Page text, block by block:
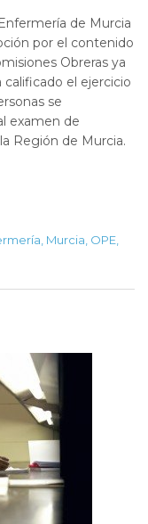
de Murcia
por el contenido
Obreras ya
calificado el ejercicio
se
examen de
Región de Murcia.
Murcia OPE